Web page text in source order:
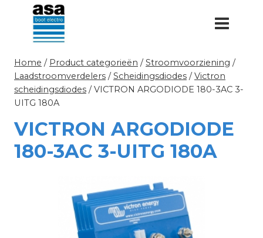
Doorgaan
inhoud
Home / Product categorieën / Stroomvoorziening /
Laadstroomverdelers / Scheidingsdiodes / Victron
scheidingsdiodes / VICTRON ARGODIODE 180-3AC 3-
UITG 180A
VICTRON ARGODIODE
180-3AC 3-UITG 180A